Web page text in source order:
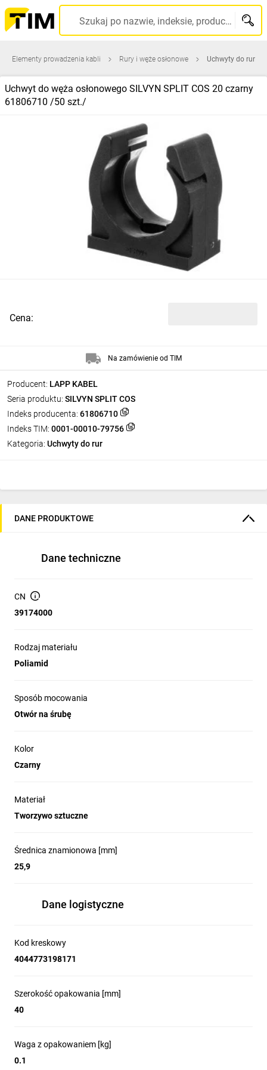
Szukaj po nazwie, indeksie, producencie, kodzie kreskowym...
Elementy prowadzenia kabli Rury i węże osłonowe Uchwyty do rur
Uchwyt do węża osłonowego SILVYN SPLIT COS 20 czarny
61806710 /50 szt./
Producent: LAPP KABEL
Seria produktu: SILVYN SPLIT COS
Indeks producenta: 61806710
Indeks TIM: 0001-00010-79756
Kategoria: Uchwyty do rur
Cena:
Na zamówienie od TIM
DANE PRODUKTOWE
Dane techniczne
CN
39174000
Rodzaj materiału
Poliamid
Sposób mocowania
Otwór na śrubę
Kolor
Czarny
Materiał
Tworzywo sztuczne
Średnica znamionowa [mm]
25,9
Dane logistyczne
Kod kreskowy
4044773198171
Szerokość opakowania [mm]
40
Waga z opakowaniem [kg]
0.1